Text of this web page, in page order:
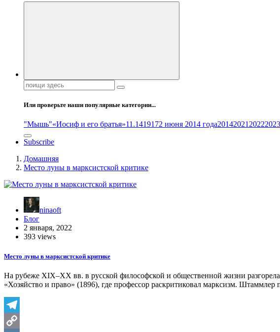
Поиск:
Или проверьте наши популярные категории...
"Мышь"«Иосиф и его братья»11.1419172 июня 2014 года2014202120222023
Subscribe
Домашняя
Место луны в марксистской критике
ninaoft
Блог
2 января, 2022
393 views
Место луны в марксистской критике
На рубеже XIX–XX вв. в русской философской и общественной жизни
«Хозяйство и право» (1896), где профессор раскритиковал марксизм.
Telegram